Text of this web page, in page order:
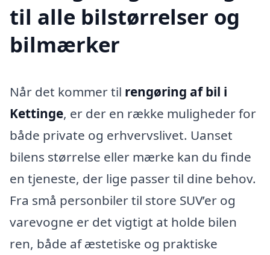
til alle bilstørrelser og
bilmærker
Når det kommer til rengøring af bil i
Kettinge, er der en række muligheder for
både private og erhvervslivet. Uanset
bilens størrelse eller mærke kan du finde
en tjeneste, der lige passer til dine behov.
Fra små personbiler til store SUV’er og
varevogne er det vigtigt at holde bilen
ren, både af æstetiske og praktiske